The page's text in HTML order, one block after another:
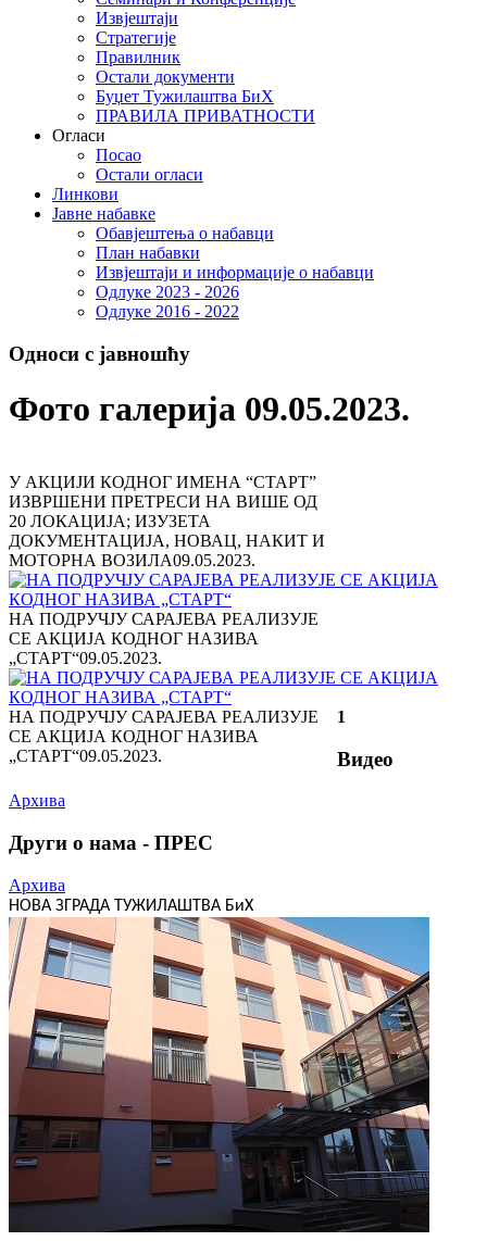
Извјештаји
Стратегије
Правилник
Остали документи
Буџет Тужилаштва БиХ
ПРАВИЛА ПРИВАТНОСТИ
Огласи
Посао
Остали огласи
Линкови
Јавне набавке
Обавјештења о набавци
План набавки
Извјештаји и информације о набавци
Одлуке 2023 - 2026
Одлуке 2016 - 2022
Односи с јавношћу
Фото галерија 09.05.2023.
У АКЦИЈИ КОДНОГ ИМЕНА “СТАРТ”
ИЗВРШЕНИ ПРЕТРЕСИ НА ВИШЕ ОД
20 ЛОКАЦИЈА; ИЗУЗЕТА
ДОКУМЕНТАЦИЈА, НОВАЦ, НАКИТ И
МОТОРНА ВОЗИЛА09.05.2023.
НА ПОДРУЧЈУ САРАЈЕВА РЕАЛИЗУЈЕ
СЕ АКЦИЈА КОДНОГ НАЗИВА
„СТАРТ“09.05.2023.
НА ПОДРУЧЈУ САРАЈЕВА РЕАЛИЗУЈЕ
СЕ АКЦИЈА КОДНОГ НАЗИВА
„СТАРТ“09.05.2023.
1
Видео
Архива
Други о нама - ПРЕС
Архива
НОВА ЗГРАДА ТУЖИЛАШТВА БиХ